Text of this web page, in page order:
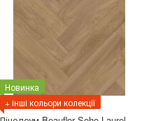
Новинка
+ інші кольори колекції